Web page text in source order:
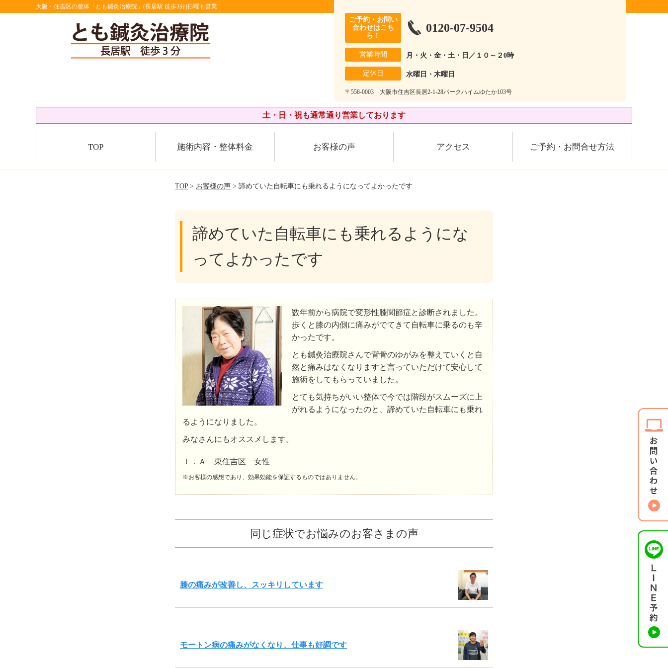
大阪・住吉区の整体「とも鍼灸治療院」(長居駅 徒歩3分)日曜も営業
ご予約・お問い
合わせはこち
ら！
0120-07-9504
営業時間 月・火・金・土・日／１０～２0時
定休日 水曜日・木曜日
〒558-0003 大阪市住吉区長居2-1-28パークハイムゆたか103号
土・日・祝も通常通り営業しております
TOP 施術内容・整体料金 お客様の声 アクセス ご予約・お問合せ方法
TOP> お客様の声 > 諦めていた自転車にも乗れるようになってよかったです
諦めていた自転車にも乗れるようにな
ってよかったです
数年前から病院で変形性膝関節症と診断されました。
歩くと膝の内側に痛みがでてきて自転車に乗るのも辛
かったです。
とも鍼灸治療院さんで背骨のゆがみを整えていくと自
然と痛みはなくなりますと言っていただけて安心して
施術をしてもらっていました。
とても気持ちがいい整体で今では階段がスムーズに上
がれるようになったのと、諦めていた自転車にも乗れ
るようになりました。
みなさんにもオススメします。
Ｉ．Ａ 東住吉区 女性
※お客様の感想であり、効果効能を保証するものではありません。
同じ症状でお悩みのお客さまの声
膝の痛みが改善し、スッキリしています
モートン病の痛みがなくなり、仕事も好調です